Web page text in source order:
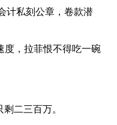
计私刻公章，卷款潜
度，拉菲恨不得吃一碗
二三百万。